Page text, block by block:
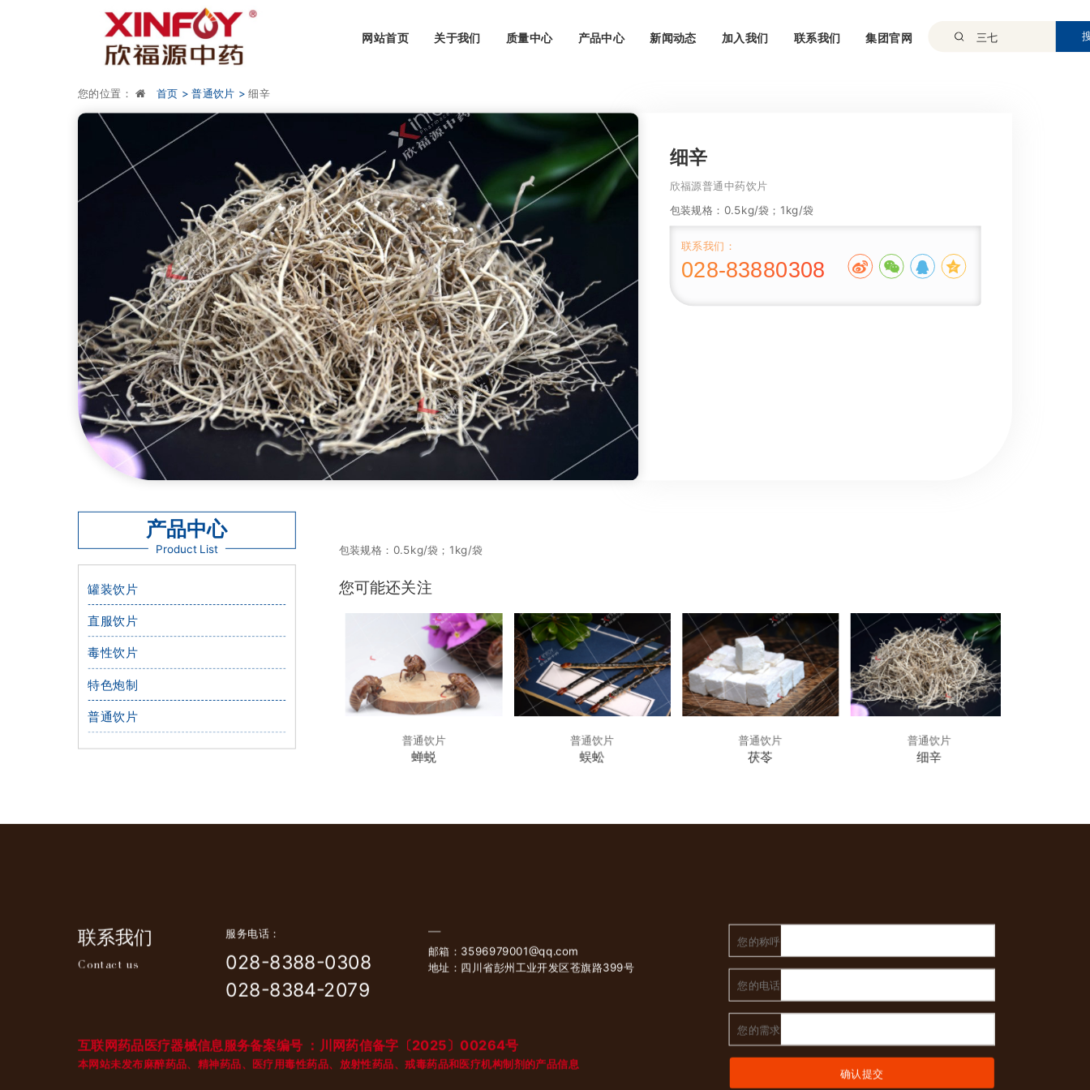
网站首页 关于我们 质量中心 产品中心 新闻动态 加入我们 联系我们 集团官网
您的位置： 首页 >普通饮片 >细辛
细辛
欣福源普通中药饮片
包装规格：0.5kg/袋；1kg/袋
联系我们：
028-83880308
包装规格：0.5kg/袋；1kg/袋
您可能还关注
普通饮片
蝉蜕
普通饮片
蜈蚣
普通饮片
茯苓
普通饮片
细辛
产品中心
Product List
罐装饮片
直服饮片
毒性饮片
特色炮制
普通饮片
联系我们
Contact us
服务电话：
邮箱：3596979001@qq.com
地址：四川省彭州工业开发区苍旗路399号
028-8388-0308
028-8384-2079
互联网药品医疗器械信息服务备案编号 ：川网药信备字〔2025〕00264号
本网站未发布麻醉药品、精神药品、医疗用毒性药品、放射性药品、戒毒药品和医疗机构制剂的产品信息
您的称呼
您的电话
您的需求
确认提交